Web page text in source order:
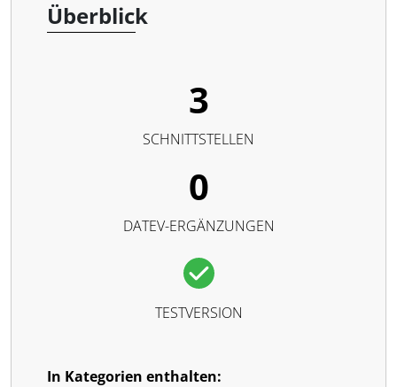
Überblick
3
SCHNITTSTELLEN
0
DATEV-ERGÄNZUNGEN
TESTVERSION
In Kategorien enthalten: